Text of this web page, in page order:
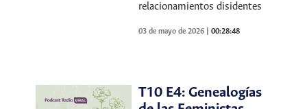
relacionamientos disidentes
03 de mayo de 2026 |00:28:48
T10 E4: Genealogías